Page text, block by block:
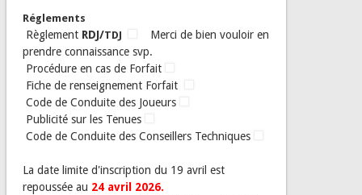
Réglements
Règlement RDJ/TDJ
Merci de bien vouloir en
prendre connaissance svp.
Procédure en cas de Forfait
Fiche de renseignement Forfait
Code de Conduite des Joueurs
Publicité sur les Tenues
Code de Conduite des Conseillers Techniques
La date limite d'inscription du 19 avril est
repoussée au 24 avril 2026.